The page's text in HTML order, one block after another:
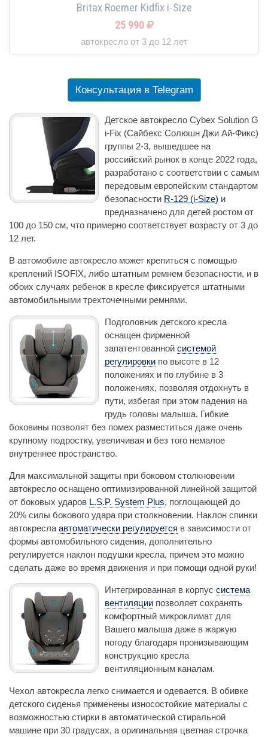
Britax Roemer Kidfix i-Size
25 990
автокресло от 3 до 12 лет
Консультация в Telegram
Детское автокресло Cybex Solution G
i-Fix (Сайбекс Солюшн Джи Ай-Фикс)
группы 2-3, вышедшее на
российский рынок в конце 2022 года,
разработано с соответствии с самым
передовым европейским стандартом
безопасности R-129 (i-Size) и
предназначено для детей ростом от
100 до 150 см, что примерно соответствует возрасту от 3 до
12 лет.
В автомобиле автокресло может крепиться с помощью
креплений ISOFIX, либо штатным ремнем безопасности, и в
обоих случаях ребенок в кресле фиксируется штатными
автомобильными трехточечными ремнями.
Подголовник детского кресла
оснащен фирменной
запатентованной системой
регулировки по высоте в 12
положениях и по глубине в 3
положениях, позволяя отдохнуть в
пути, избегая при этом падения на
грудь головы малыша. Гибкие
боковины позволят без помех разместиться даже очень
крупному подростку, увеличивая и без того немалое
внутреннее пространство.
Для максимальной защиты при боковом столкновении
автокресло оснащено оптимизированной линейной защитой
от боковых ударов L.S.P. System Plus, поглощающей до
20% силы бокового удара при столкновении. Наклон спинки
автокресла автоматически регулируется в зависимости от
формы автомобильного сидения, дополнительно
регулируется наклон подушки кресла, причем это можно
сделать даже во время движения и при помощи одной руки!
Интегрированная в корпус система
вентиляции позволяет сохранять
комфортный микроклимат для
Вашего малыша даже в жаркую
погоду благодаря пронизывающим
конструкцию кресла
вентиляционным каналам.
Чехол автокресла легко снимается и одевается. В обивке
детского сиденья применены износостойкие материалы с
возможностью стирки в автоматической стиральной
машине при 30 градусах, а оригинальная цветная строчка